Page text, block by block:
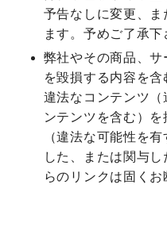
予告なしに変更、ま
ます。予めご了承下
弊社やその商品、サ
を毀損する内容を含
違法なコンテンツ（
ンテンツを含む）
（違法な可能性を
した、または関与
らのリンクは固くお